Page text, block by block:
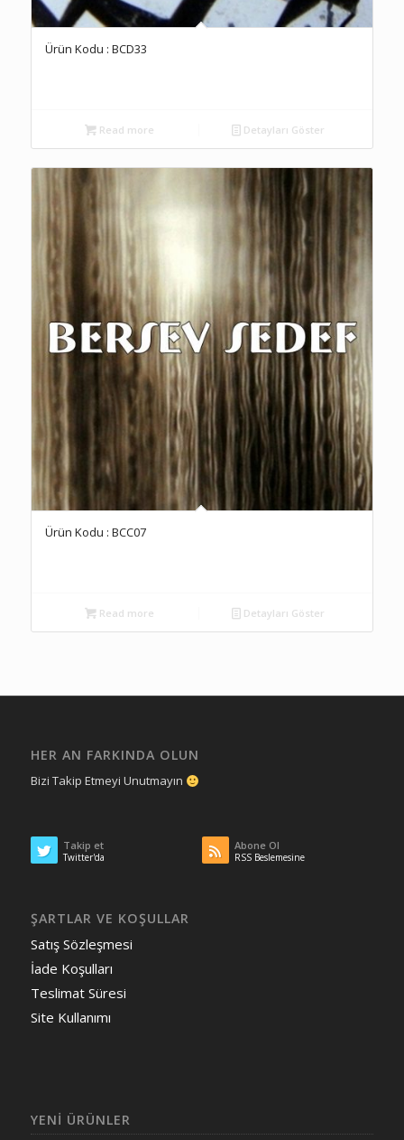
Ürün Kodu : BCD33
Read more Detayları Göster
Ürün Kodu : BCC07
Read more Detayları Göster
HER AN FARKINDA OLUN
Bizi Takip Etmeyi Unutmayın
Takip et
Twitter'da
Abone Ol
RSS Beslemesine
ŞARTLAR VE KOŞULLAR
Satış Sözleşmesi
İade Koşulları
Teslimat Süresi
Site Kullanımı
YENI ÜRÜNLER